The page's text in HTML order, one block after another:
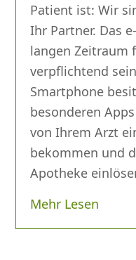
Patient ist: Wir
Ihr Partner. Das
langen Zeitraum
verpflichtend
Smartphone
besonderen
von Ihrem Arzt
bekommen und
Apotheke
Mehr Lesen